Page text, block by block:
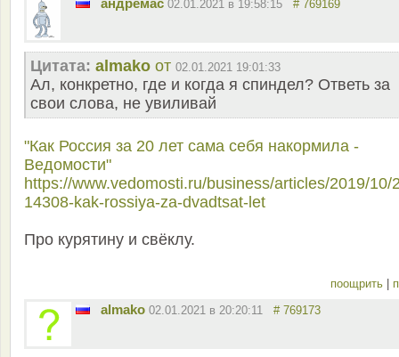
андремас 02.01.2021 в 19:58:15 # 769169
Цитата: almako от 02.01.2021 19:01:33
Ал, конкретно, где и когда я спиндел? Ответь за
свои слова, не увиливай
"Как Россия за 20 лет сама себя накормила -
Ведомости"
https://www.vedomosti.ru/business/articles/2019/10/
14308-kak-rossiya-za-dvadtsat-let
Про курятину и свёклу.
поощрить
almako 02.01.2021 в 20:20:11 # 769173